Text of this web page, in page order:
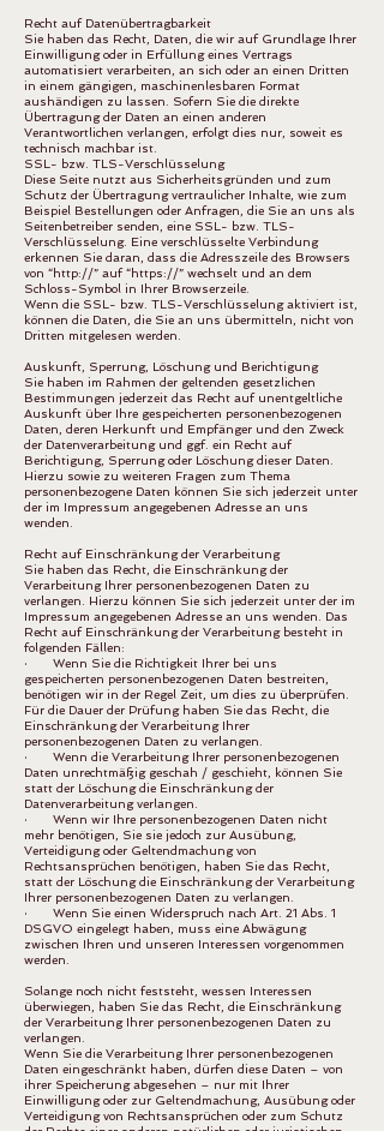
Recht auf Datenübertragbarkeit
Sie haben das Recht, Daten, die wir auf Grundlage Ihrer
Einwilligung oder in Erfüllung eines Vertrags
automatisiert verarbeiten, an sich oder an einen Dritten
in einem gängigen, maschinenlesbaren Format
aushändigen zu lassen. Sofern Sie die direkte
Übertragung der Daten an einen anderen
Verantwortlichen verlangen, erfolgt dies nur, soweit es
technisch machbar ist.
SSL- bzw. TLS-Verschlüsselung
Diese Seite nutzt aus Sicherheitsgründen und zum
Schutz der Übertragung vertraulicher Inhalte, wie zum
Beispiel Bestellungen oder Anfragen, die Sie an uns als
Seitenbetreiber senden, eine SSL- bzw. TLS-
Verschlüsselung. Eine verschlüsselte Verbindung
erkennen Sie daran, dass die Adresszeile des Browsers
von “http://” auf “https://” wechselt und an dem
Schloss-Symbol in Ihrer Browserzeile.
Wenn die SSL- bzw. TLS-Verschlüsselung aktiviert ist,
können die Daten, die Sie an uns übermitteln, nicht von
Dritten mitgelesen werden.
Auskunft, Sperrung, Löschung und Berichtigung
Sie haben im Rahmen der geltenden gesetzlichen
Bestimmungen jederzeit das Recht auf unentgeltliche
Auskunft über Ihre gespeicherten personenbezogenen
Daten, deren Herkunft und Empfänger und den Zweck
der Datenverarbeitung und ggf. ein Recht auf
Berichtigung, Sperrung oder Löschung dieser Daten.
Hierzu sowie zu weiteren Fragen zum Thema
personenbezogene Daten können Sie sich jederzeit unter
der im Impressum angegebenen Adresse an uns
wenden.
Recht auf Einschränkung der Verarbeitung
Sie haben das Recht, die Einschränkung der
Verarbeitung Ihrer personenbezogenen Daten zu
verlangen. Hierzu können Sie sich jederzeit unter der im
Impressum angegebenen Adresse an uns wenden. Das
Recht auf Einschränkung der Verarbeitung besteht in
folgenden Fällen:
· Wenn Sie die Richtigkeit Ihrer bei uns
gespeicherten personenbezogenen Daten bestreiten,
benötigen wir in der Regel Zeit, um dies zu überprüfen.
Für die Dauer der Prüfung haben Sie das Recht, die
Einschränkung der Verarbeitung Ihrer
personenbezogenen Daten zu verlangen.
· Wenn die Verarbeitung Ihrer personenbezogenen
Daten unrechtmäßig geschah / geschieht, können Sie
statt der Löschung die Einschränkung der
Datenverarbeitung verlangen.
· Wenn wir Ihre personenbezogenen Daten nicht
mehr benötigen, Sie sie jedoch zur Ausübung,
Verteidigung oder Geltendmachung von
Rechtsansprüchen benötigen, haben Sie das Recht,
statt der Löschung die Einschränkung der Verarbeitung
Ihrer personenbezogenen Daten zu verlangen.
· Wenn Sie einen Widerspruch nach Art. 21 Abs. 1
DSGVO eingelegt haben, muss eine Abwägung
zwischen Ihren und unseren Interessen vorgenommen
werden.
Solange noch nicht feststeht, wessen Interessen
überwiegen, haben Sie das Recht, die Einschränkung
der Verarbeitung Ihrer personenbezogenen Daten zu
verlangen.
Wenn Sie die Verarbeitung Ihrer personenbezogenen
Daten eingeschränkt haben, dürfen diese Daten – von
ihrer Speicherung abgesehen – nur mit Ihrer
Einwilligung oder zur Geltendmachung, Ausübung oder
Verteidigung von Rechtsansprüchen oder zum Schutz